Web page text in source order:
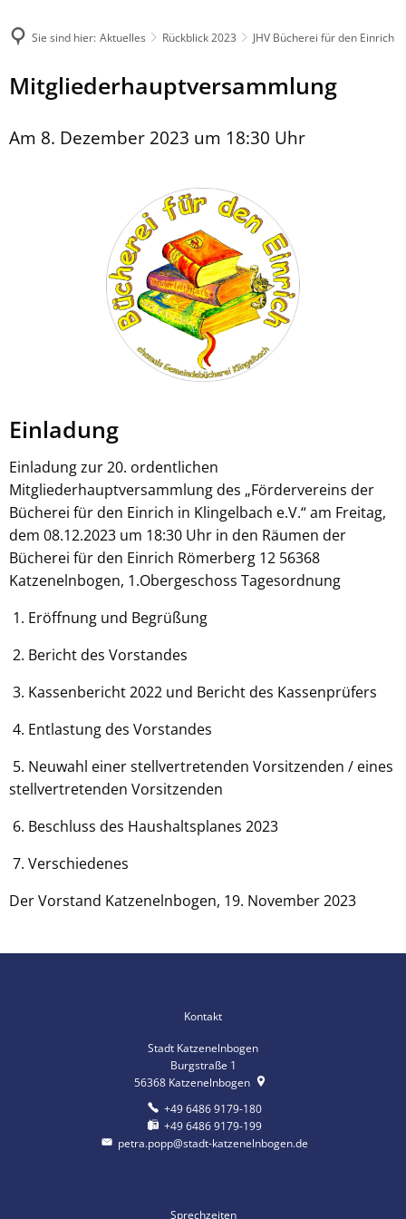
Sie sind hier: Aktuelles Rückblick 2023 JHV Bücherei für den Einrich
Mitgliederhauptversammlung
Am 8. Dezember 2023 um 18:30 Uhr
Einladung
Einladung zur 20. ordentlichen
Mitgliederhauptversammlung des „Fördervereins der
Bücherei für den Einrich in Klingelbach e.V.“ am Freitag,
dem 08.12.2023 um 18:30 Uhr in den Räumen der
Bücherei für den Einrich Römerberg 12 56368
Katzenelnbogen, 1.Obergeschoss Tagesordnung
1. Eröffnung und Begrüßung
2. Bericht des Vorstandes
3. Kassenbericht 2022 und Bericht des Kassenprüfers
4. Entlastung des Vorstandes
5. Neuwahl einer stellvertretenden Vorsitzenden / eines
stellvertretenden Vorsitzenden
6. Beschluss des Haushaltsplanes 2023
7. Verschiedenes
Der Vorstand Katzenelnbogen, 19. November 2023
Kontakt
Stadt Katzenelnbogen
Burgstraße 1
56368 Katzenelnbogen
+49 6486 9179-180
+49 6486 9179-199
petra.popp@stadt-katzenelnbogen.de
Sprechzeiten